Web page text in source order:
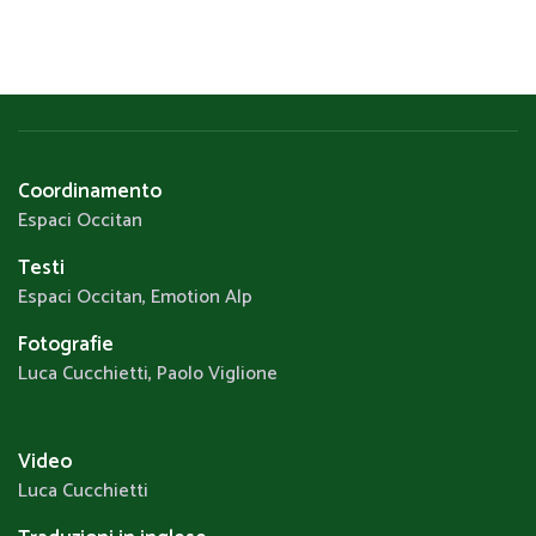
Coordinamento
Espaci Occitan
Testi
Espaci Occitan, Emotion Alp
Fotografie
Luca Cucchietti, Paolo Viglione
Video
Luca Cucchietti